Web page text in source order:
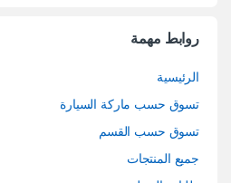
روابط مهمة
الرئيسية
تسوق حسب ماركة السيارة
تسوق حسب القسم
جميع المنتجات